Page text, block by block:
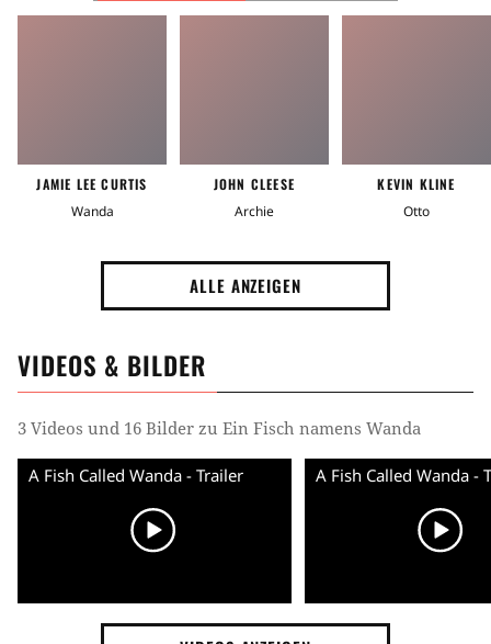
JAMIE LEE CURTIS
Wanda
JOHN CLEESE
Archie
KEVIN KLINE
Otto
ALLE ANZEIGEN
VIDEOS & BILDER
3 Videos und 16 Bilder zu Ein Fisch namens Wanda
A Fish Called Wanda - Trailer